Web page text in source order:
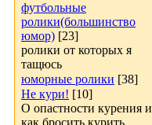
футбольные
ролики(большинство
юмор) [23]
ролики от которых я
тащюсь
юморные ролики [38]
Не кури! [10]
О опастности курения и
как бросить курить